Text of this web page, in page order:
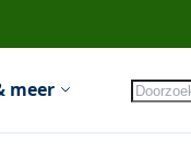
meer Search